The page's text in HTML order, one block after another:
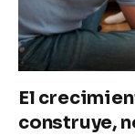
El
construye,